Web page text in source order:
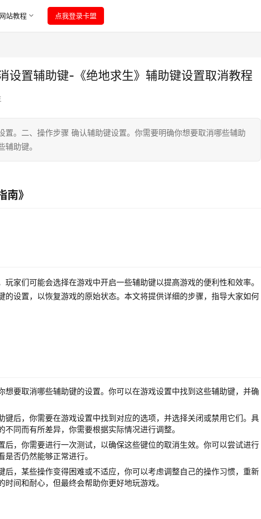
网站教程 点我登录卡盟
设置辅助键-《绝地求生》辅助键设置取消教程
置。二、操作步骤 确认辅助键设置。你需要明确你想要取消哪些辅助
助键。
南》
家们可能会选择在游戏中开启一些辅助键以提高游戏的便利性和效率。
的设置，以恢复游戏的原始状态。本文将提供详细的步骤，指导大家如何
想要取消哪些辅助键的设置。你可以在游戏设置中找到这些辅助键，并确
键后，你需要在游戏设置中找到对应的选项，并选择关闭或禁用它们。具
同而有所差异，你需要根据实际情况进行调整。
后，你需要进行一次测试，以确保这些键位的取消生效。你可以尝试进行
否仍然能够正常进行。
后，某些操作变得困难或不适应，你可以考虑调整自己的操作习惯，重新
间和耐心，但最终会帮助你更好地玩游戏。